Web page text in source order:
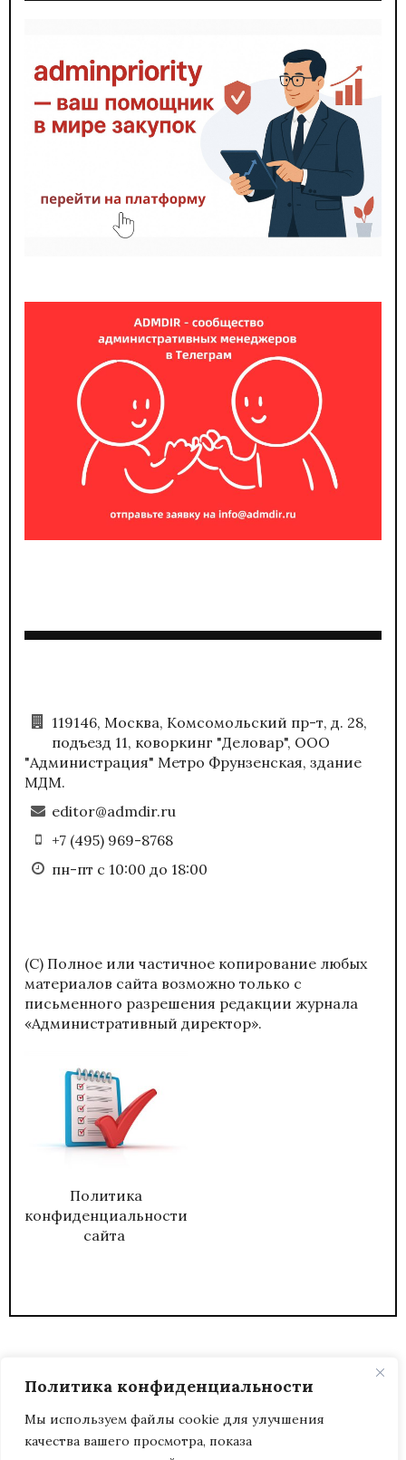
Политика конфиденциальности
Мы используем файлы cookie для улучшения
качества вашего просмотра, показа
119146, Москва, Комсомольский пр-т, д. 28,
подъезд 11, коворкинг "Деловар", ООО
"Администрация" Метро Фрунзенская, здание
МДМ.
editor@admdir.ru
+7 (495) 969-8768
пн-пт с 10:00 до 18:00
(С) Полное или частичное копирование любых
материалов сайта возможно только с
письменного разрешения редакции журнала
«Административный директор».
Политика
конфиденциальности
сайта